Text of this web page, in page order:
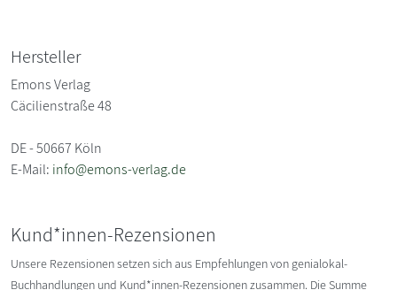
Hersteller
Emons Verlag
Cäcilienstraße 48
DE - 50667 Köln
E-Mail: info@emons-verlag.de
Kund*innen-Rezensionen
Unsere Rezensionen setzen sich aus Empfehlungen von genialokal-
Buchhandlungen und Kund*innen-Rezensionen zusammen. Die Summe